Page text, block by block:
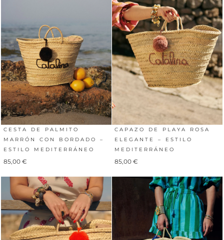
CESTA DE PALMITO
MARRÓN CON BORDADO –
ESTILO MEDITERRÁNEO
85,00 €
CAPAZO DE PLAYA ROSA
ELEGANTE – ESTILO
MEDITERRÁNEO
85,00 €